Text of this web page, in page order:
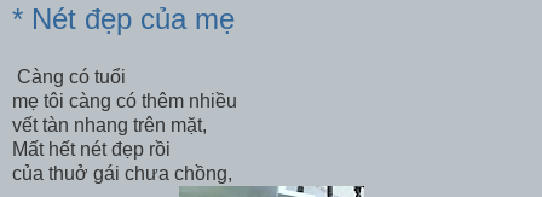
* Nét đẹp của mẹ
Càng có tuổi
mẹ tôi càng có thêm nhiều
vết tàn nhang trên mặt,
Mất hết nét đẹp rồi
của thuở gái chưa chồng,